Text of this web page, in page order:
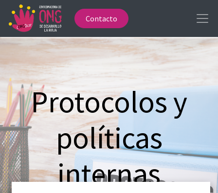
Contacto
Protocolos y
políticas
internas